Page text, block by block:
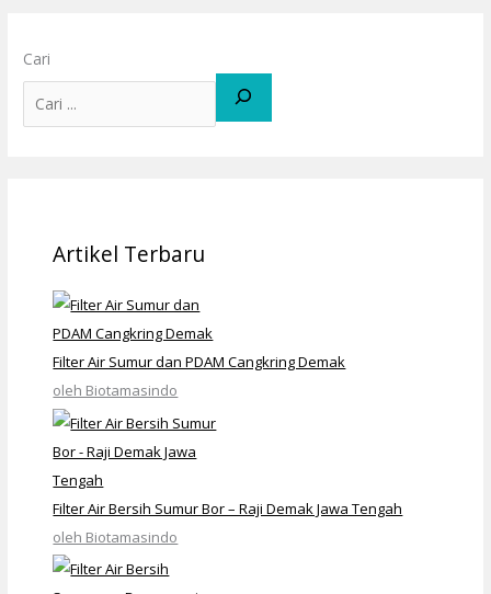
Cari
Artikel Terbaru
Filter Air Sumur dan PDAM Cangkring Demak
oleh Biotamasindo
Filter Air Bersih Sumur Bor – Raji Demak Jawa Tengah
oleh Biotamasindo